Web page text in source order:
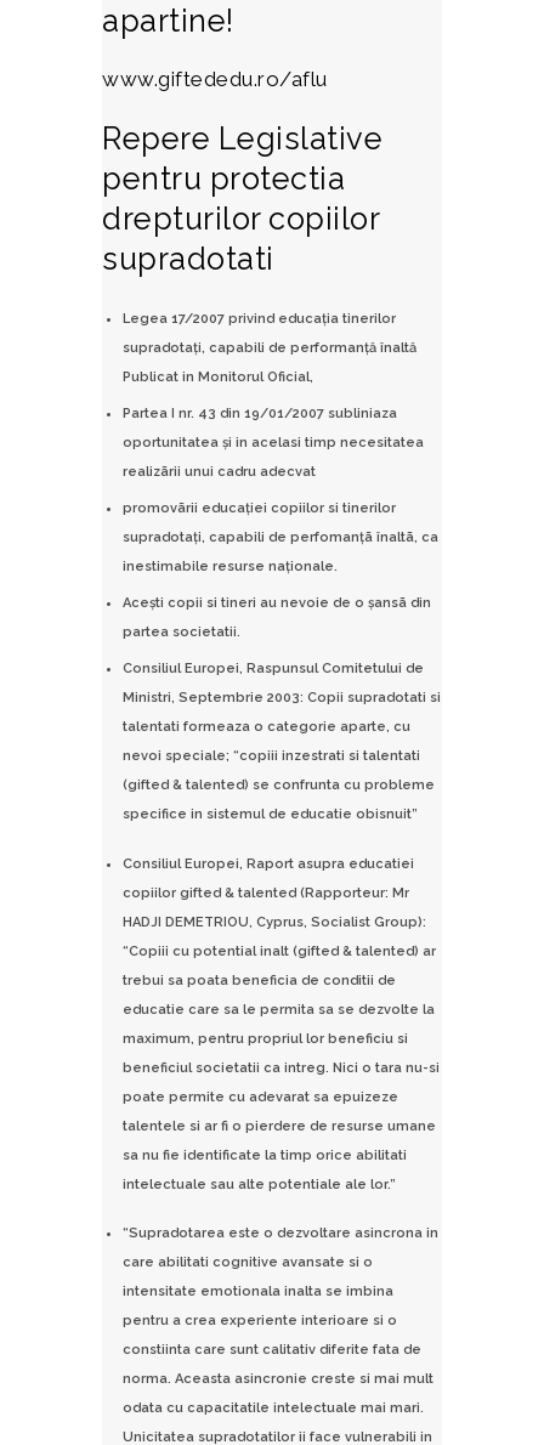
apartine!
www.giftededu.ro/aflu
Repere Legislative
pentru protectia
drepturilor copiilor
supradotati
Legea 17/2007 privind educaţia tinerilor
supradotaţi, capabili de performanţă înaltă
Publicat in Monitorul Oficial,
Partea I nr. 43 din 19/01/2007 subliniaza
oportunitatea şi in acelasi timp necesitatea
realizãrii unui cadru adecvat
promovãrii educaţiei copiilor si tinerilor
supradotaţi, capabili de perfomanţã înaltã, ca
inestimabile resurse naţionale.
Aceşti copii si tineri au nevoie de o şansã din
partea societatii.
Consiliul Europei, Raspunsul Comitetului de
Ministri, Septembrie 2003: Copii supradotati si
talentati formeaza o categorie aparte, cu
nevoi speciale; “copiii inzestrati si talentati
(gifted & talented) se confrunta cu probleme
specifice in sistemul de educatie obisnuit”
Consiliul Europei, Raport asupra educatiei
copiilor gifted & talented (Rapporteur: Mr
HADJI DEMETRIOU, Cyprus, Socialist Group):
“Copiii cu potential inalt (gifted & talented) ar
trebui sa poata beneficia de conditii de
educatie care sa le permita sa se dezvolte la
maximum, pentru propriul lor beneficiu si
beneficiul societatii ca intreg. Nici o tara nu-si
poate permite cu adevarat sa epuizeze
talentele si ar fi o pierdere de resurse umane
sa nu fie identificate la timp orice abilitati
intelectuale sau alte potentiale ale lor.”
“Supradotarea este o dezvoltare asincrona in
care abilitati cognitive avansate si o
intensitate emotionala inalta se imbina
pentru a crea experiente interioare si o
constiinta care sunt calitativ diferite fata de
norma. Aceasta asincronie creste si mai mult
odata cu capacitatile intelectuale mai mari.
Unicitatea supradotatilor ii face vulnerabili in